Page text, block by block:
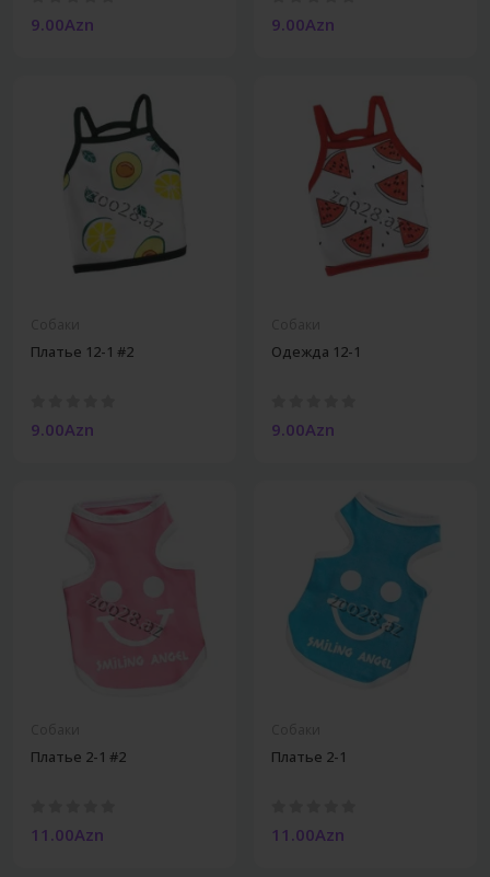
9.00Azn 9.00Azn
Платье 12-1 #2
9.00Azn
Одежда 12-1
9.00Azn
Платье 2-1 #2
11.00Azn
Платье 2-1
11.00Azn